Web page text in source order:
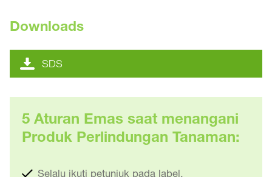
Downloads
SDS
5 Aturan Emas saat menangani
Produk Perlindungan Tanaman:
Selalu ikuti petunjuk pada label.